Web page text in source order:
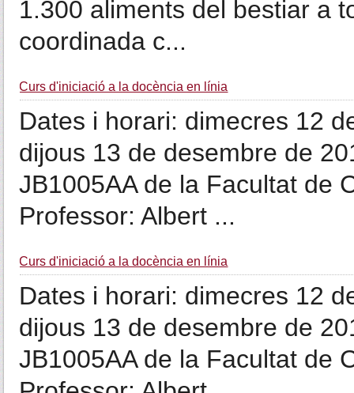
1.300 aliments del bestiar a
coordinada c...
Curs d'iniciació a la docència en línia
Dates i horari: dimecres 12
dijous 13 de desembre de
JB1005AA de la Facultat de
Professor: Albert ...
Curs d'iniciació a la docència en línia
Dates i horari: dimecres 12
dijous 13 de desembre de
JB1005AA de la Facultat de